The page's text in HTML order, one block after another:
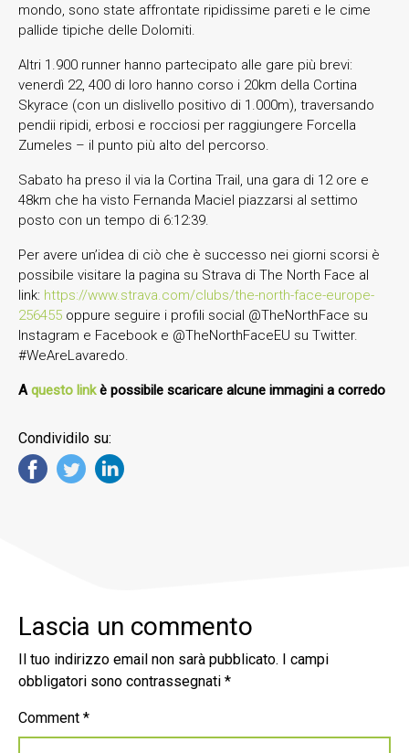
mondo, sono state affrontate ripidissime pareti e le cime
pallide tipiche delle Dolomiti.
Altri 1.900 runner hanno partecipato alle gare più brevi:
venerdì 22, 400 di loro hanno corso i 20km della Cortina
Skyrace (con un dislivello positivo di 1.000m), traversando
pendii ripidi, erbosi e rocciosi per raggiungere Forcella
Zumeles – il punto più alto del percorso.
Sabato ha preso il via la Cortina Trail, una gara di 12 ore e
48km che ha visto Fernanda Maciel piazzarsi al settimo
posto con un tempo di 6:12:39.
Per avere un’idea di ciò che è successo nei giorni scorsi è
possibile visitare la pagina su Strava di The North Face al
link: https://www.strava.com/clubs/the-north-face-europe-
256455 oppure seguire i profili social @TheNorthFace su
Instagram e Facebook e @TheNorthFaceEU su Twitter.
#WeAreLavaredo.
Aquesto linkè possibile scaricare alcune immagini a corredo
Condividilo su:
Lascia un commento
Il tuo indirizzo email non sarà pubblicato.
I campi
obbligatori sono contrassegnati *
Comment *